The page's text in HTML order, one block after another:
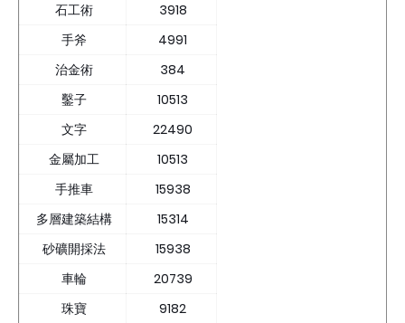
石工術
3918
手斧
4991
治金術
384
鑿子
10513
文字
22490
金屬加工
10513
手推車
15938
多層建築結構
15314
砂礦開採法
15938
車輪
20739
珠寶
9182